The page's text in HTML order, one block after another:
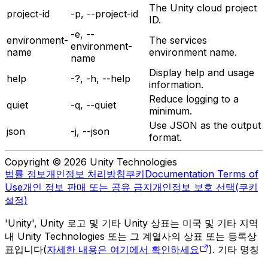
project-id
-p, --project-id
The Unity cloud project
ID.
environment-
name
-e, --
environment-
name
The services
environment name.
help -?, -h, --help
Display help and usage
information.
quiet
-q, --quiet
Reduce logging to a
minimum.
json
-j, --json
Use JSON as the output
format.
Copyright © 2026 Unity Technologies
법률 정보개인정보 처리방침쿠키Documentation Terms of
Use개인 정보 판매 또는 공유 금지개인정보 보호 선택(쿠키
설정)
'Unity', Unity 로고 및 기타 Unity 상표는 미국 및 기타 지역
내 Unity Technologies 또는 그 계열사의 상표 또는 등록상
표입니다(자세한 내용은 여기에서 확인하세요
). 기타 명칭